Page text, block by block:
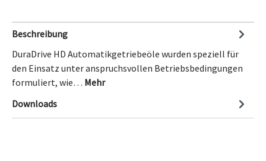
Beschreibung
DuraDrive HD Automatikgetriebeöle wurden speziell für
den Einsatz unter anspruchsvollen Betriebsbedingungen
formuliert, wie… Mehr
Downloads